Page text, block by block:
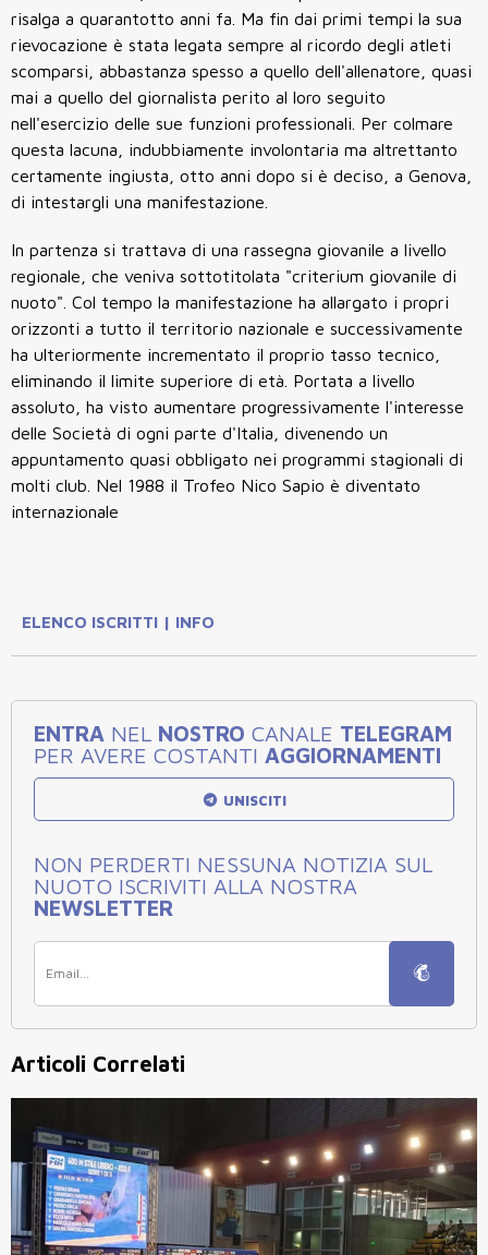
risalga a quarantotto anni fa. Ma fin dai primi tempi la sua
rievocazione è stata legata sempre al ricordo degli atleti
scomparsi, abbastanza spesso a quello dell'allenatore, quasi
mai a quello del giornalista perito al loro seguito
nell'esercizio delle sue funzioni professionali. Per colmare
questa lacuna, indubbiamente involontaria ma altrettanto
certamente ingiusta, otto anni dopo si è deciso, a Genova,
di intestargli una manifestazione.
In partenza si trattava di una rassegna giovanile a livello
regionale, che veniva sottotitolata "criterium giovanile di
nuoto". Col tempo la manifestazione ha allargato i propri
orizzonti a tutto il territorio nazionale e successivamente
ha ulteriormente incrementato il proprio tasso tecnico,
eliminando il limite superiore di età. Portata a livello
assoluto, ha visto aumentare progressivamente l'interesse
delle Società di ogni parte d'Italia, divenendo un
appuntamento quasi obbligato nei programmi stagionali di
molti club. Nel 1988 il Trofeo Nico Sapio è diventato
internazionale
ELENCO ISCRITTI | INFO
ENTRA NEL NOSTRO CANALE TELEGRAM
PER AVERE COSTANTI AGGIORNAMENTI
UNISCITI
NON PERDERTI NESSUNA NOTIZIA SUL
NUOTO ISCRIVITI ALLA NOSTRA
NEWSLETTER
Articoli Correlati